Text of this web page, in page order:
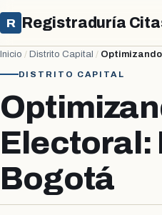
R Registraduría
Inicio / Distrito Capital /
DISTRITO CAPITAL
Electoral:
Bogotá